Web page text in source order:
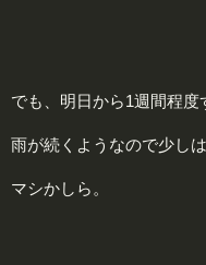
でも、明日から1週間程度
雨が続くようなので少し
マシかしら。